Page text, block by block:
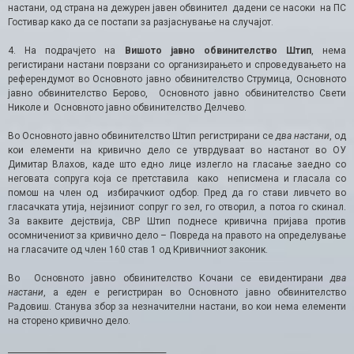
настани, од страна на дежурен јавен обвинител дадени се насоки на ПС
Гостивар како да се постапи за разјаснување на случајот.
4. На подрачјето на Вишото јавно обвинителство Штип, нема
регистирани настани поврзани со организирањето и спроведувањето на
референдумот во Основното јавно обвинителство Струмица, Основното
јавно обвинителство Берово, Основното јавно обвинителство Свети
Николе и Основното јавно обвинителство Делчево.
Во Основното јавно обвинителство Штип регистрирани седва настани, од
кои елементи на кривично дело се утврдуваат во настанот во ОУ
Димитар Влахов, каде што едно лице излегло на гласање заедно со
неговата сопруга која се претставила како неписмена и гласала со
помош на член од избирачкиот одбор. Пред да го стави ливчето во
гласачката утија, нејзиниот сопруг го зел, го отворил, а потоа го скинал.
За ваквите дејствија, СВР Штип поднесе кривична пријава против
осомничениот за кривично дело – Повреда на правото на определување
на гласачите од член 160 став 1 од Кривичниот законик.
Во Основното јавно обвинителство Кочани се евидентиранидва
настани, а еден е регистриран во Основното јавно обвинителство
Радовиш. Станува збор за незначителни настани, во кои нема елементи
на сторено кривично дело.